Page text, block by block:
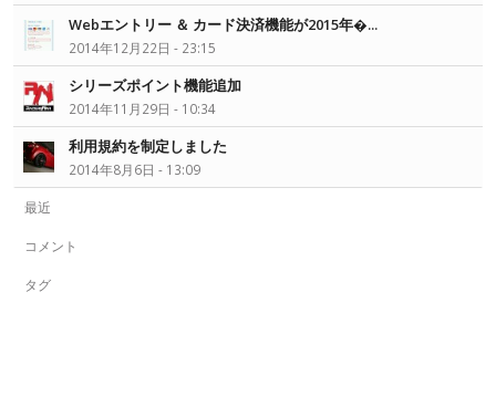
Webエントリー ＆ カード決済機能が2015年�...
2014年12月22日 - 23:15
シリーズポイント機能追加
2014年11月29日 - 10:34
利用規約を制定しました
2014年8月6日 - 13:09
最近
コメント
タグ